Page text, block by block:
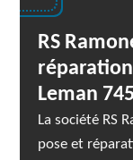
RS
Leman
La société RS
pose et